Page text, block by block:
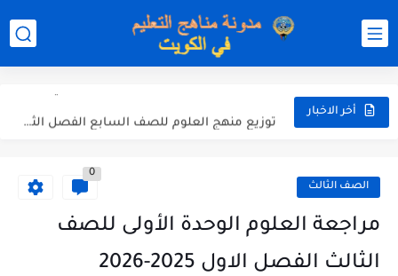
أخر الاخبار
مذكرة التغذية في النباتات أحياء الصف الحادي عشر العلمي الفصل...
الصف الثالث
0
مراجعة العلوم الوحدة الأولى للصف
الثالث الفصل الاول 2025-2026